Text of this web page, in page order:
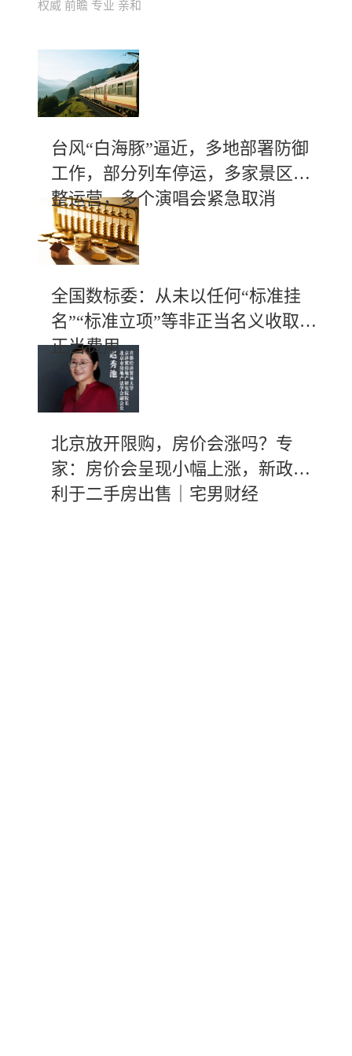
权威 前瞻 专业 亲和
台风“白海豚”逼近，多地部署防御
工作，部分列车停运，多家景区调
整运营，多个演唱会紧急取消
全国数标委：从未以任何“标准挂
名”“标准立项”等非正当名义收取不
正当费用
北京放开限购，房价会涨吗？专
家：房价会呈现小幅上涨，新政有
利于二手房出售｜宅男财经